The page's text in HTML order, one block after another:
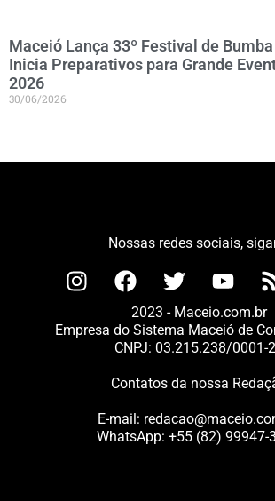
Maceió Lança 33º Festival de
Inicia Preparativos para Grande
2026
30/06/2026
Nossas redes sociais,
2023 - Maceio.com.br
Empresa do Sistema Maceió de
CNPJ: 03.215.238/0001-
Contatos da nossa
E-mail:
WhatsApp: +55 (82) 99947-